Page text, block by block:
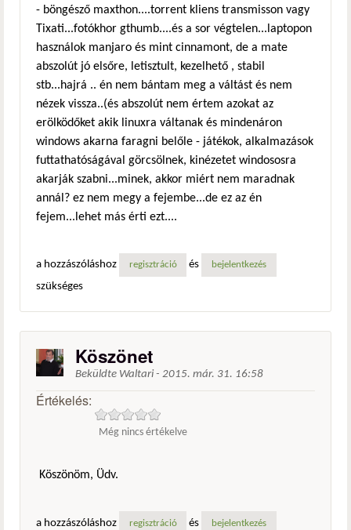
- böngésző maxthon....torrent kliens transmisson vagy
Tixati...fotókhor gthumb....és a sor végtelen...laptopon
használok manjaro és mint cinnamont, de a mate
abszolút jó elsőre, letisztult, kezelhető , stabil
stb...hajrá .. én nem bántam meg a váltást és nem
nézek vissza..(és abszolút nem értem azokat az
erölködőket akik linuxra váltanak és mindenáron
windows akarna faragni belőle - játékok, alkalmazások
futtathatóságával görcsölnek, kinézetet windososra
akarják szabni...minek, akkor miért nem maradnak
annál? ez nem megy a fejembe...de ez az én
fejem...lehet más érti ezt....
a hozzászóláshoz regisztráció és bejelentkezés
szükséges
Köszönet
Beküldte Waltari - 2015. már. 31. 16:58
Értékelés:
Még nincs értékelve
Köszönöm, Üdv.
a hozzászóláshoz regisztráció és bejelentkezés